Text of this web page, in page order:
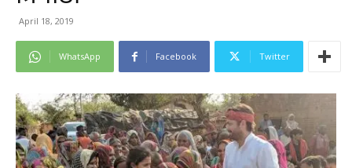
April 18, 2019
WhatsApp Facebook Twitter